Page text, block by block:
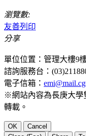
瀏覽數:
友善列印
分享
單位位置：管理大樓9
諮詢服務台：
電子信箱：
※網站內容為長庚大學
轉載。
OK
Cancel